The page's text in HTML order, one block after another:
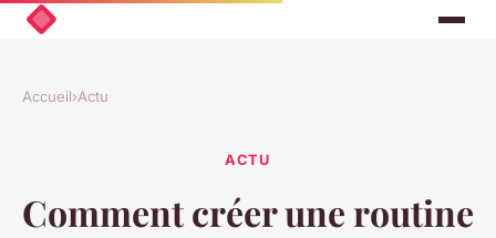
Accueil›Actu
ACTU
Comment créer une routine